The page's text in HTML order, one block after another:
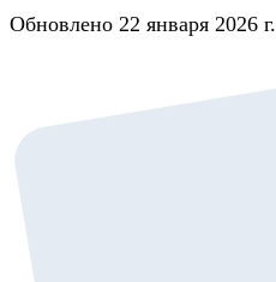
Обновлено 22 января 2026 г.